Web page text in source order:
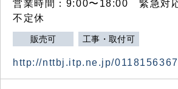
営業時間：9:00〜18:00 緊急対
不定休
販売可 工事・取付可
http://nttbj.itp.ne.jp/